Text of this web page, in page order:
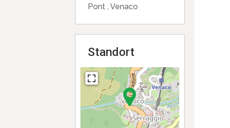
Pont , Venaco
Standort